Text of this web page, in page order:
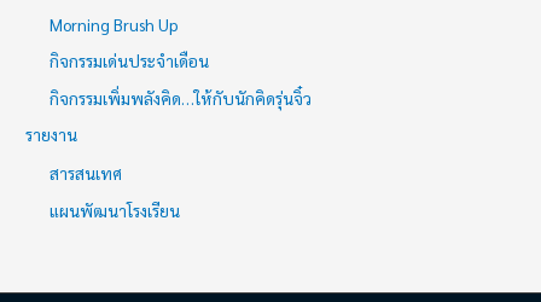
Morning Brush Up
กิจกรรมเด่นประจำเดือน
กิจกรรมเพิ่มพลังคิด…ให้กับนักคิดรุ่นจิ๋ว
รายงาน
สารสนเทศ
แผนพัฒนาโรงเรียน